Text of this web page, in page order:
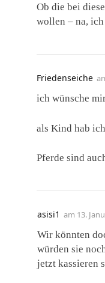
Ob die bei
wollen – na,
Friedenseiche
ich wünsche
als Kind hab
Pferde sind
asisi1 am 13.
Wir könnten
würden sie
jetzt kassieren